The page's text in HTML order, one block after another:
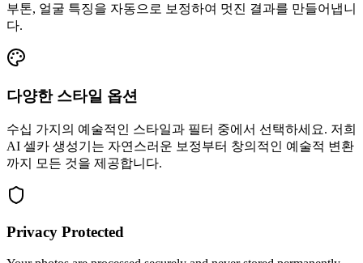
부톤, 얼굴 특징을 자동으로 보정하여 멋진 결과를 만들어냅니
다.
다양한 스타일 옵션
수십 가지의 예술적인 스타일과 필터 중에서 선택하세요. 저희
AI 셀카 생성기는 자연스러운 보정부터 창의적인 예술적 변환
까지 모든 것을 제공합니다.
Privacy Protected